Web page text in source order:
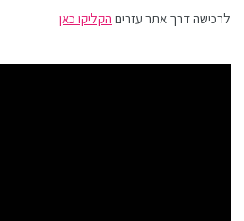
לרכישה דרך אתר עזרים הקליקו כאן